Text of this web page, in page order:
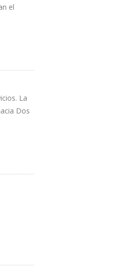
el
La
Dos